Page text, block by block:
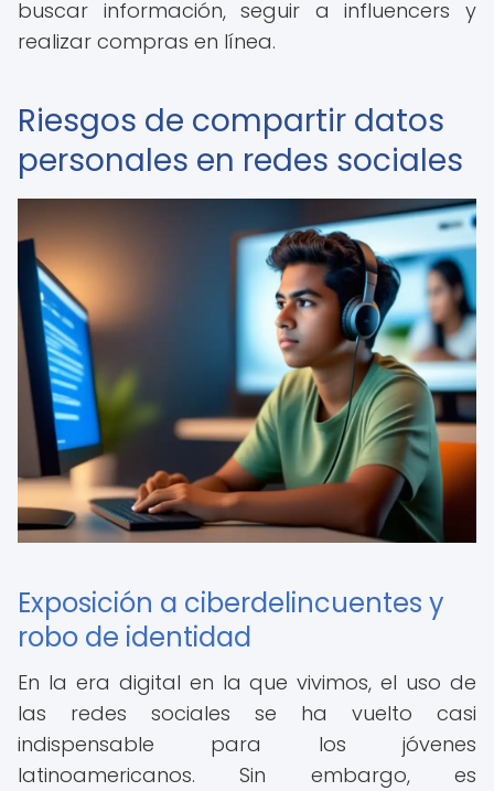
buscar información, seguir a influencers y
realizar compras en línea.
Riesgos de compartir datos
personales en redes sociales
Exposición a ciberdelincuentes y
robo de identidad
En la era digital en la que vivimos, el uso de
las redes sociales se ha vuelto casi
indispensable para los jóvenes
latinoamericanos. Sin embargo, es